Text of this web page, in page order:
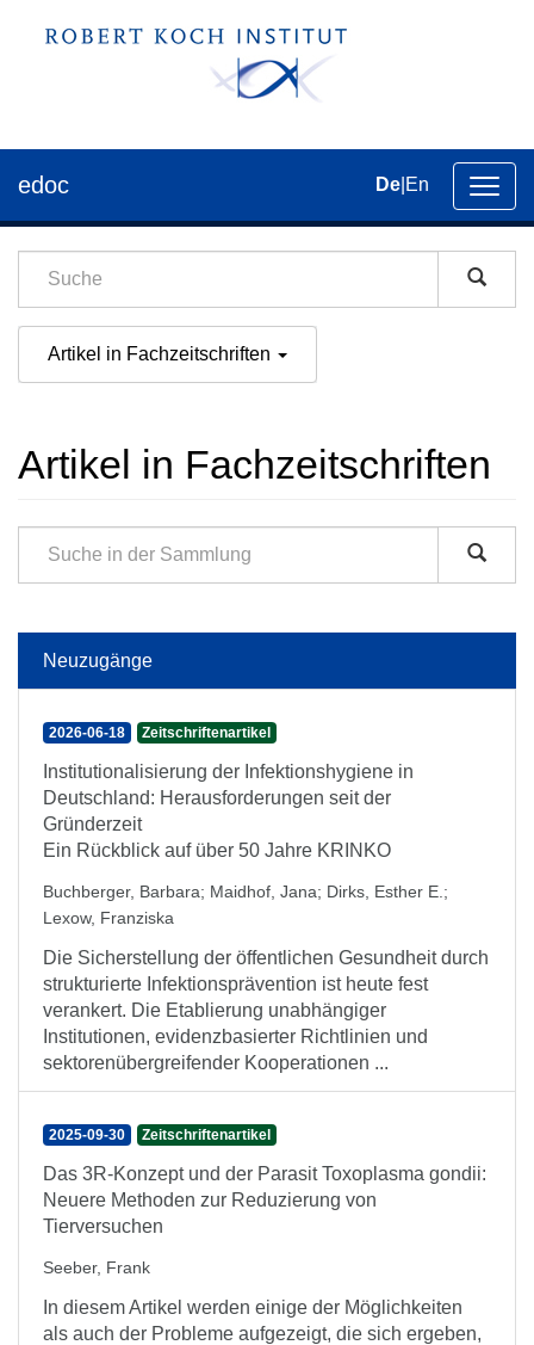
der
edoc De En
Artikel in Fachzeitschriften
Artikel in Fachzeitschriften
Neuzugänge
2026-06-18 Zeitschriftenartikel
Institutionalisierung der Infektionshygiene in
Deutschland: Herausforderungen seit der
Gründerzeit
Ein Rückblick auf über 50 Jahre KRINKO
Buchberger, Barbara; Maidhof, Jana; Dirks, Esther E. ;
Lexow, Franziska
Die Sicherstellung der öffentlichen Gesundheit durch
strukturierte Infektionsprävention ist heute fest
verankert. Die Etablierung unabhängiger
Institutionen, evidenzbasierter Richtlinien und
sektorenübergreifender Kooperationen ...
2025-09-30 Zeitschriftenartikel
Das 3R-Konzept und der Parasit Toxoplasma gondii:
Neuere Methoden zur Reduzierung von
Tierversuchen
Seeber, Frank
In diesem Artikel werden einige der Möglichkeiten
als auch der Probleme aufgezeigt, die sich ergeben,